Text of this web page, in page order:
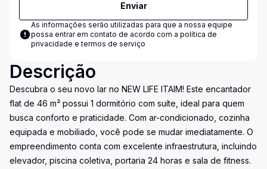
Enviar
As informações serão utilizadas para que a nossa equipe
possa entrar em contato de acordo com a política de
privacidade e termos de serviço
Descrição
Descubra o seu novo lar no NEW LIFE ITAIM! Este encantador
flat de 46 m² possui 1 dormitório com suíte, ideal para quem
busca conforto e praticidade. Com ar-condicionado, cozinha
equipada e mobiliado, você pode se mudar imediatamente. O
empreendimento conta com excelente infraestrutura, incluindo
elevador, piscina coletiva, portaria 24 horas e sala de fitness.